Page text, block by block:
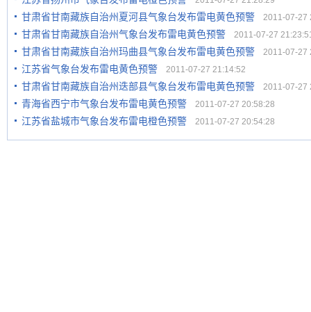
甘肃省甘南藏族自治州夏河县气象台发布雷电黄色预警 2011-07-27
甘肃省甘南藏族自治州气象台发布雷电黄色预警 2011-07-27
甘肃省甘南藏族自治州玛曲县气象台发布雷电黄色预警 2011-07-27
江苏省气象台发布雷电黄色预警 2011-07-27 21:14:52
甘肃省甘南藏族自治州迭部县气象台发布雷电黄色预警 2011-07-27
青海省西宁市气象台发布雷电黄色预警 2011-07-27 20:58:28
江苏省盐城市气象台发布雷电橙色预警 2011-07-27 20:54:28